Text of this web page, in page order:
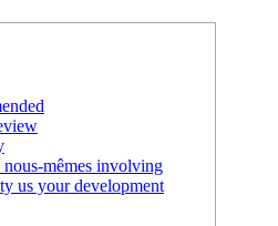
mêmes involving
us your development